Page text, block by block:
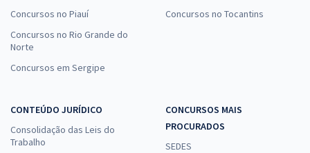
Concursos no Piauí
Concursos no Rio Grande do
Norte
Concursos em Sergipe
Concursos no Tocantins
CONTEÚDO JURÍDICO
Consolidação das Leis do
Trabalho
CONCURSOS MAIS
PROCURADOS
SEDES